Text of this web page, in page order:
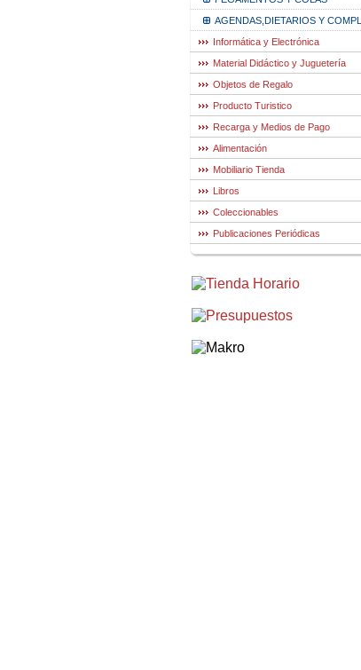
AGENDAS,DIETARIOS Y COMPL
Informática y Electrónica
Material Didáctico y Juguetería
Objetos de Regalo
Producto Turistico
Recarga y Medios de Pago
Alimentación
Mobiliario Tienda
Libros
Coleccionables
Publicaciones Periódicas